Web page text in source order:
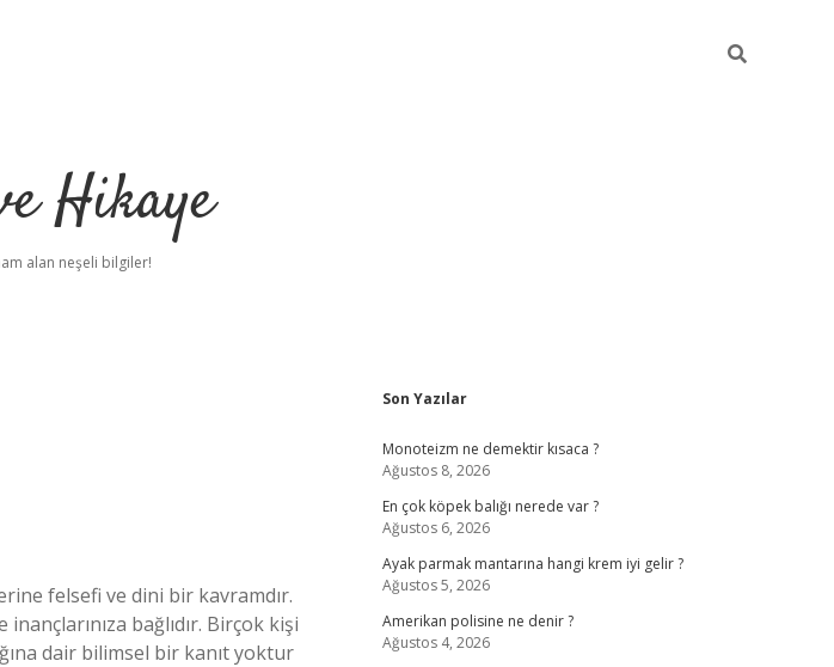
Hikaye
alan neşeli bilgiler!
felsefi ve dini bir kavramdır.
bağlıdır. Birçok kişi
dair bilimsel bir kanıt yoktur
Sidebar
Son Yazılar
Monoteizm ne demektir kısaca ?
Ağustos 8, 2026
En çok köpek balığı nerede var ?
Ağustos 6, 2026
Ayak parmak mantarına hangi krem iyi gelir ?
Ağustos 5, 2026
Amerikan polisine ne denir ?
Ağustos 4, 2026